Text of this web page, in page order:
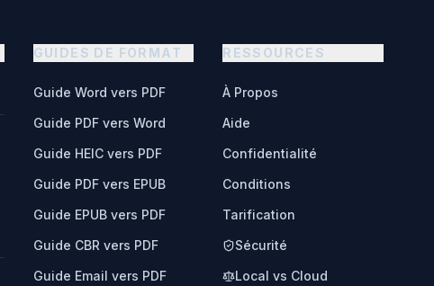
GUIDES DE FORMAT
Guide Word vers PDF
Guide PDF vers Word
Guide HEIC vers PDF
Guide PDF vers EPUB
Guide EPUB vers PDF
Guide CBR vers PDF
Guide Email vers PDF
RESSOURCES
À Propos
Aide
Confidentialité
Conditions
Tarification
Sécurité
Local vs Cloud